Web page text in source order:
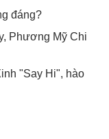
đáng?
Phương Mỹ Chi
"Say Hi", hào